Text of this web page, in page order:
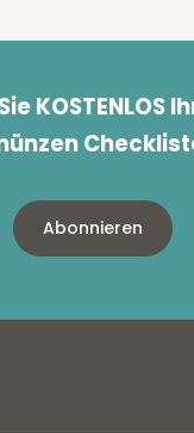
KOSTENLOS
Abonnieren